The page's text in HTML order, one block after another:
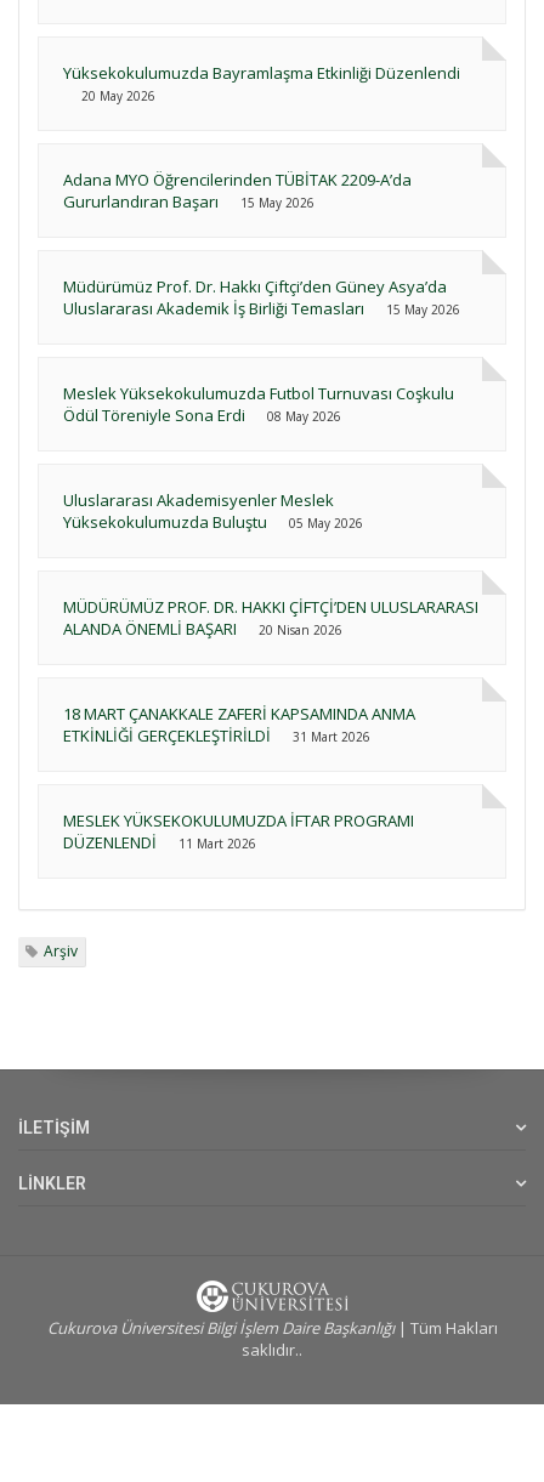
Yüksekokulumuzda Bayramlaşma Etkinliği Düzenlendi
20 May 2026
Adana MYO Öğrencilerinden TÜBİTAK 2209-A’da
Gururlandıran Başarı
15 May 2026
Müdürümüz Prof. Dr. Hakkı Çiftçi’den Güney Asya’da
Uluslararası Akademik İş Birliği Temasları
15 May 2026
Meslek Yüksekokulumuzda Futbol Turnuvası Coşkulu
Ödül Töreniyle Sona Erdi
08 May 2026
Uluslararası Akademisyenler Meslek
Yüksekokulumuzda Buluştu
05 May 2026
MÜDÜRÜMÜZ PROF. DR. HAKKI ÇİFTÇİ’DEN ULUSLARARASI
ALANDA ÖNEMLİ BAŞARI
20 Nisan 2026
18 MART ÇANAKKALE ZAFERİ KAPSAMINDA ANMA
ETKİNLİĞİ GERÇEKLEŞTİRİLDİ
31 Mart 2026
MESLEK YÜKSEKOKULUMUZDA İFTAR PROGRAMI
DÜZENLENDİ
11 Mart 2026
Arşiv
İLETİŞİM
LİNKLER
Cukurova Üniversitesi Bilgi İşlem Daire Başkanlığı| Tüm Hakları
saklıdır..